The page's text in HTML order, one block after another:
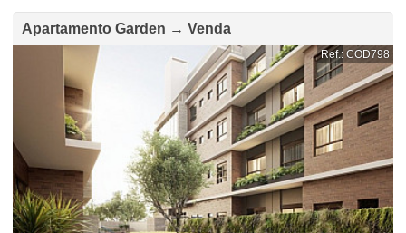
Apartamento Garden → Venda
Ref.: COD798